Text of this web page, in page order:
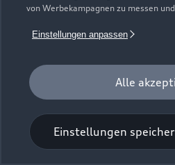
von Werbekampagnen zu messen
Einstellungen anpassen
Alle
Einstellungen
Zur Audi Shopping World